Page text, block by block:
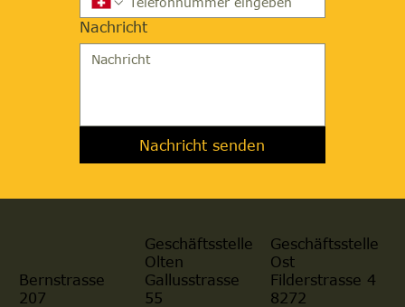
Nachricht
Nachricht senden
Bernstrasse
207
Geschäftsstelle
Olten
Gallusstrasse
55
Geschäftsstelle
Ost
Filderstrasse 4
8272